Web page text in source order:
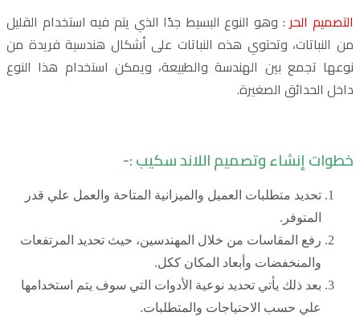
التصميم الحر : وهو النوع البسيط جدًا الذي يتم فيه استخدام القليل
من النباتات، وتحتوي هذه النباتات على أشكال هندسية فريدة من
نوعها تجمع بين الهندسة والطبيعة، ويمكن استخدام هذا النوع
داخل الحدائق الصغيرة.
خطوات إنشاء وتصميم اللاند سكيب :-
تحديد متطلبات العميل والميزانية المتاحة والعمل علي قدر
المتوفر.
رفع المقاسات من خلال المهندسين، حيث تحديد المرتفعات
والمنخفضات وأبعاد المكان ككل.
بعد ذلك يأتي تحديد نوعية الأدوات التي سوف يتم استخدامها
علي حسب الاحتياجات والمتطلبات.